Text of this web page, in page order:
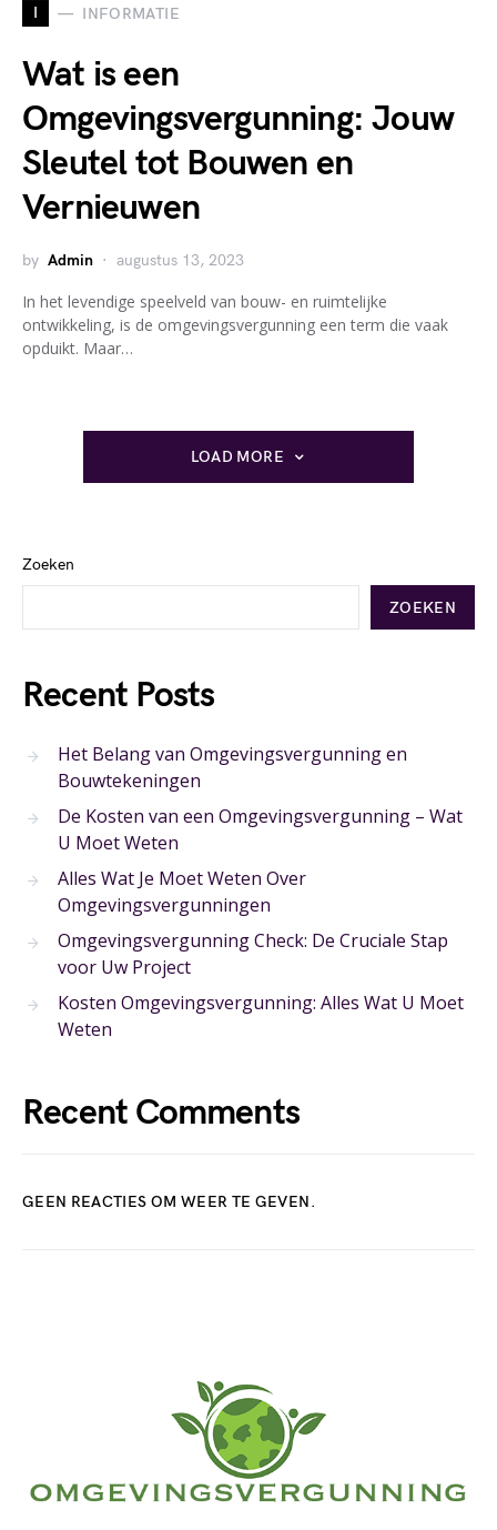
I INFORMATIE
Wat is een
Omgevingsvergunning: Jouw
Sleutel tot Bouwen en
Vernieuwen
by Admin augustus 13, 2023
In het levendige speelveld van bouw- en ruimtelijke
ontwikkeling, is de omgevingsvergunning een term die vaak
opduikt. Maar…
LOAD MORE
Zoeken
ZOEKEN
Recent Posts
Het Belang van Omgevingsvergunning en
Bouwtekeningen
De Kosten van een Omgevingsvergunning – Wat
U Moet Weten
Alles Wat Je Moet Weten Over
Omgevingsvergunningen
Omgevingsvergunning Check: De Cruciale Stap
voor Uw Project
Kosten Omgevingsvergunning: Alles Wat U Moet
Weten
Recent Comments
GEEN REACTIES OM WEER TE GEVEN.